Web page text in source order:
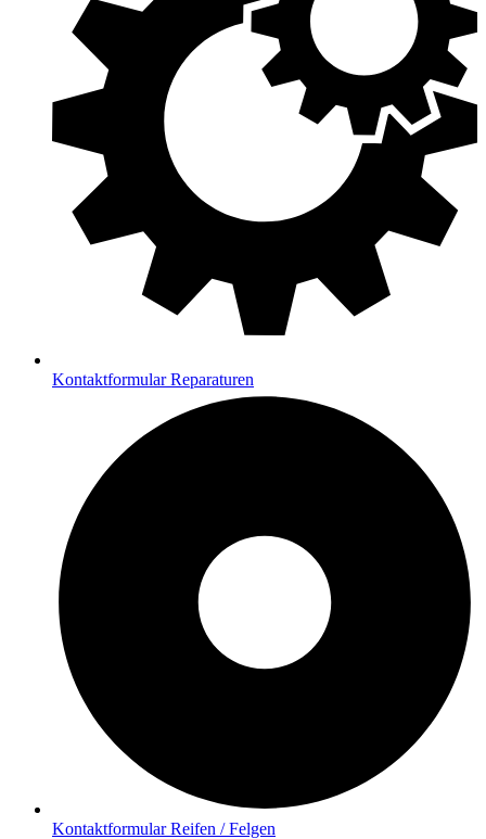
Kontaktformular Reparaturen
Kontaktformular Reifen / Felgen